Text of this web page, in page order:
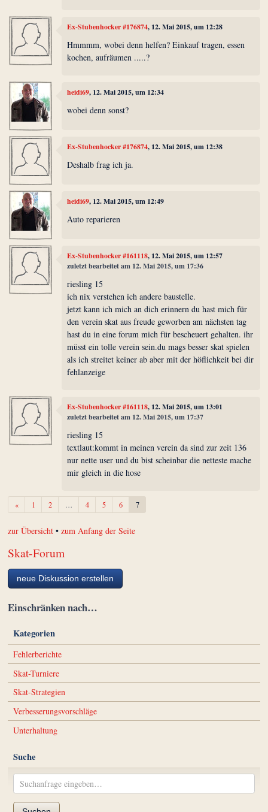
Ex-Stubenhocker #176874, 12. Mai 2015, um 12:28
Hmmmm, wobei denn helfen? Einkauf tragen, essen
kochen, aufräumen .....?
heidi69, 12. Mai 2015, um 12:34
wobei denn sonst?
Ex-Stubenhocker #176874, 12. Mai 2015, um 12:38
Deshalb frag ich ja.
heidi69, 12. Mai 2015, um 12:49
Auto reparieren
Ex-Stubenhocker #161118, 12. Mai 2015, um 12:57
zuletzt bearbeitet am 12. Mai 2015, um 17:36
riesling 15
ich nix verstehen ich andere baustelle.
jetzt kann ich mich an dich erinnern du hast mich für
den verein skat aus freude geworben am nächsten tag
hast du in eine forum mich für bescheuert gehalten. ihr
müsst ein tolle verein sein.du mags besser skat spielen
als ich streitet keiner ab aber mit der höflichkeit bei dir
fehlanzeige
Ex-Stubenhocker #161118, 12. Mai 2015, um 13:01
zuletzt bearbeitet am 12. Mai 2015, um 17:37
riesling 15
textlaut:kommt in meinen verein da sind zur zeit 136
nur nette user und du bist scheinbar die netteste mache
mir gleich in die hose
«Zurück1 2 … 4 5 6 7
zur Übersicht •zum Anfang der Seite
Skat-Forum
neue Diskussion erstellen
Einschränken nach…
Kategorien
Fehlerberichte
Skat-Turniere
Skat-Strategien
Verbesserungsvorschläge
Unterhaltung
Suche